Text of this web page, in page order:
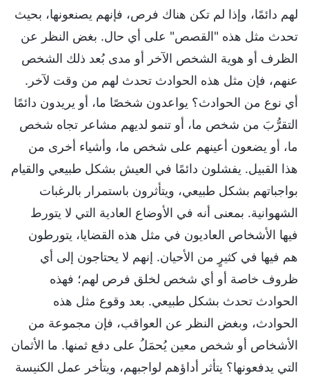
لهم دائمًا، وإذا لم تكن هناك فرص، فإنهم يصنعونها، بحيث
تحدث مثل هذه "القصص" على أي حال. بغض النظر عن
الظرف أو هوية الشخص الآخر أو مدى بُعد ذلك الشخص
عنهم، فإن مثل هذه الحوادث تحدث لهم من وقت لآخر.
أي نوع من الحوادث؟ يواعدون شخصًا ما، أو يريدون دائمًا
التقرُّبَ من شخص ما، أو تنمو لديهم مشاعر تجاه شخص
ما، أو يضعون أعينهم على شخص ما، وأشياء أخرى من
هذا القبيل. يفشلون دائمًا في العيش بشكل طبيعي والقيام
بواجباتهم بشكل طبيعي، ويتأثرون باستمرار بالرغبات
الشهوانية. بمعنى أنه في الأوضاع العادية التي لا يتورط
فيها الأشخاص العاديون في مثل هذه القضايا، يتورطون
هم فيها في كثيرٍ من الأحيان. إنهم لا يحتاجون إلى أي
ظروف خاصة أو أي شخص لخلق فرص لهم؛ فهذه
الحوادث تحدث بشكل طبيعي. بعد وقوع مثل هذه
الحوادث، وبغض النظر عن العواقب، فإن مجموعة من
الأشخاص أو شخص معين يُحمَلُ على دفع ثمنها. ما الأثمان
التي يدفعونها؟ يتأثر أداؤهم لواجبهم، ويتأخر عمل الكنيسة